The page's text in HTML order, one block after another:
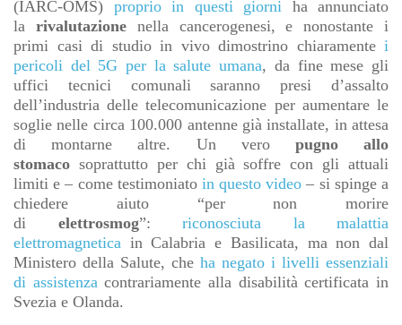
(IARC-OMS) proprio in questi giorni ha annunciato
la rivalutazionenella cancerogenesi, e nonostante i
primi casi di studio in vivo dimostrino chiaramente i
pericoli del 5G per la salute umana, da fine mese gli
uffici tecnici comunali saranno presi d’assalto
dell’industria delle telecomunicazione per aumentare le
soglie nelle circa 100.000 antenne già installate, in attesa
di montarne altre. Un vero pugno allo
stomaco soprattutto per chi già soffre con gli attuali
limiti e – come testimoniato in questo video – si spinge a
chiedere aiuto “per non morire
di elettrosmog”: riconosciuta la malattia
elettromagnetica in Calabria e Basilicata, ma non dal
Ministero della Salute, che ha negato i livelli essenziali
di assistenzacontrariamente alla disabilità certificata in
Svezia e Olanda.